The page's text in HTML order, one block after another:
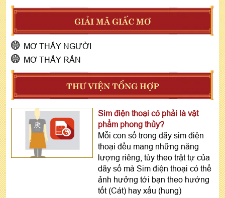
GIẢI MÃ GIẤC MƠ
MƠ THẤY NGƯỜI
MƠ THẤY RẮN
THƯ VIỆN TỔNG HỢP
Sim điện thoại có phải là vật
phẩm phong thủy?
Mỗi con số trong dãy sim điện
thoại đều mang những năng
lượng riêng, tùy theo trật tự của
dãy số mà Sim điện thoại có thể
ảnh hưởng tới bạn theo hướng
tốt (Cát) hay xấu (hung)